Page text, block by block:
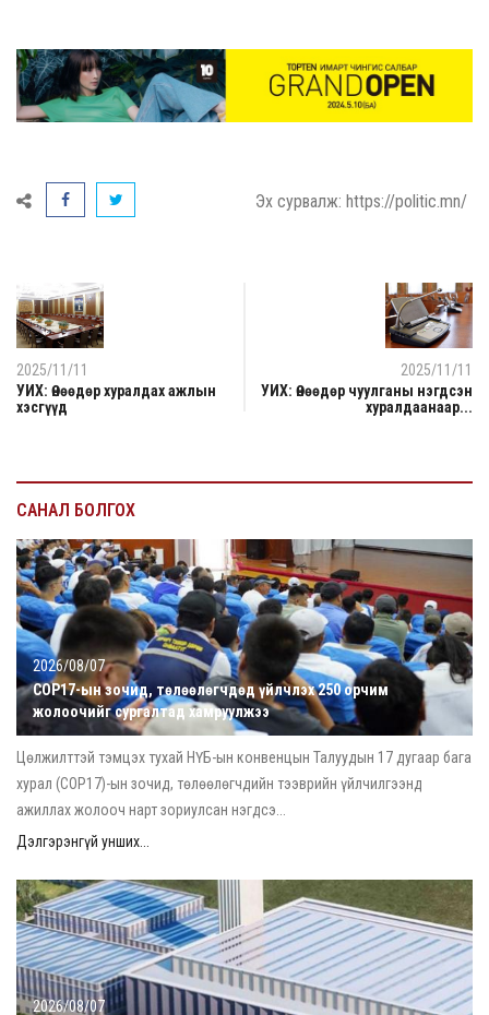
Эх сурвалж: https://politic.mn/
2025/11/11
УИХ: Өнөөдөр хуралдах ажлын
хэсгүүд
2025/11/11
УИХ: Өнөөдөр чуулганы нэгдсэн
хуралдаанаар...
САНАЛ БОЛГОХ
2026/08/07
COP17-ын зочид, төлөөлөгчдөд үйлчлэх 250 орчим
жолоочийг сургалтад хамруулжээ
Цөлжилттэй тэмцэх тухай НҮБ-ын конвенцын Талуудын 17 дугаар бага
хурал (COP17)-ын зочид, төлөөлөгчдийн тээврийн үйлчилгээнд
ажиллах жолооч нарт зориулсан нэгдсэ...
Дэлгэрэнгүй унших...
2026/08/07